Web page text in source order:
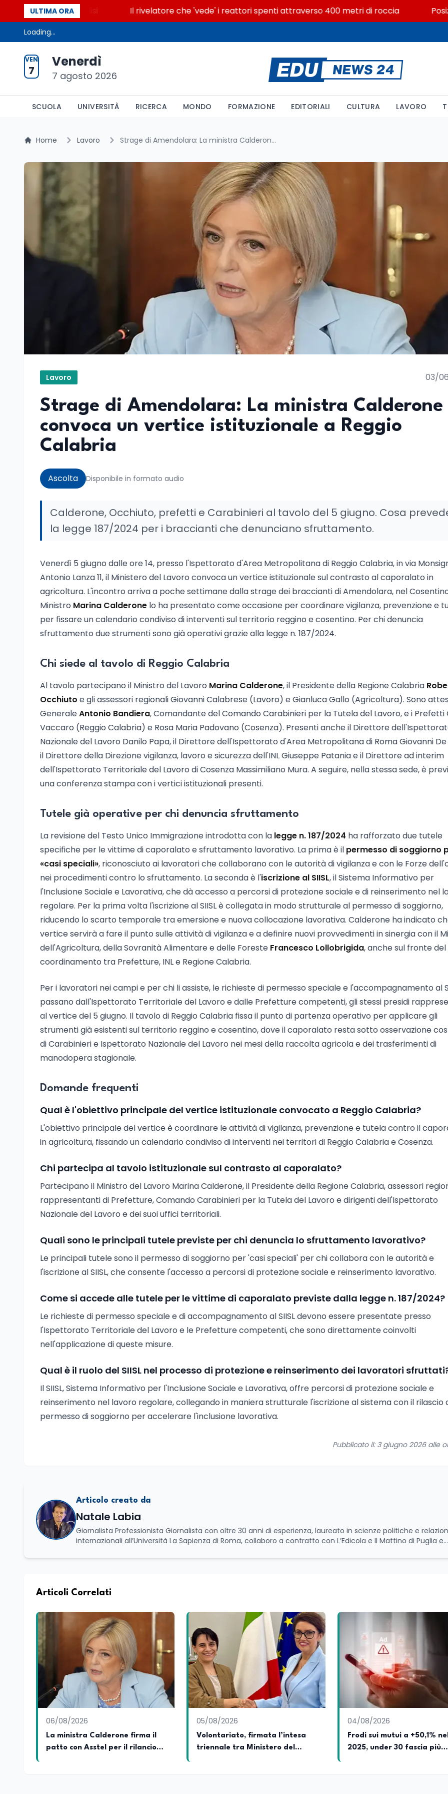
ULTIMA ORA
la glicolisi Il rivelatore che 'vede' i reattori spenti attraverso 400 metri di roccia
Loading...
VEN
7
Venerdì
7 agosto 2026
SCUOLA UNIVERSITÀ RICERCA MONDO FORMAZIONE EDITORIALI CULTURA LAVORO
Home Lavoro Strage di Amendolara: La ministra Calderone convoca un vertice istituzionale a Reggio Calabria
Lavoro 03/
Strage di Amendolara: La ministra Calderone
convoca un vertice istituzionale a Reggio
Calabria
Ascolta Disponibile in formato audio
Calderone, Occhiuto, prefetti e Carabinieri al tavolo del 5 giugno. Cosa
la legge 187/2024 per i braccianti che denunciano sfruttamento.
Venerdì 5 giugno dalle ore 14, presso l'Ispettorato d'Area Metropolitana di Reggio Calabria, in via
Antonio Lanza 11, il Ministero del Lavoro convoca un vertice istituzionale sul contrasto al caporalato in
agricoltura. L'incontro arriva a poche settimane dalla strage dei braccianti di Amendolara, nel
Ministro Marina Calderone lo ha presentato come occasione per coordinare vigilanza, prevenzione e
per fissare un calendario condiviso di interventi sul territorio reggino e cosentino. Per chi denuncia
sfruttamento due strumenti sono già operativi grazie alla legge n. 187/2024.
Chi siede al tavolo di Reggio Calabria
Al tavolo partecipano il Ministro del Lavoro Marina Calderone, il Presidente della Regione Calabria
Occhiuto e gli assessori regionali Giovanni Calabrese (Lavoro) e Gianluca Gallo (Agricoltura). Sono
GeneraleAntonio Bandiera, Comandante del Comando Carabinieri per la Tutela del Lavoro, e i Prefetti
Vaccaro (Reggio Calabria) e Rosa Maria Padovano (Cosenza). Presenti anche il Direttore
Nazionale del Lavoro Danilo Papa, il Direttore dell'Ispettorato d'Area Metropolitana di Roma Giovanni De
il Direttore della Direzione vigilanza, lavoro e sicurezza dell'INL Giuseppe Patania e il Direttore ad interim
dell'Ispettorato Territoriale del Lavoro di Cosenza Massimiliano Mura. A seguire, nella stessa sede, è
una conferenza stampa con i vertici istituzionali presenti.
Tutele già operative per chi denuncia sfruttamento
La revisione del Testo Unico Immigrazione introdotta con la legge n. 187/2024 ha rafforzato due tutele
specifiche per le vittime di caporalato e sfruttamento lavorativo. La prima è il permesso di soggiorno
«casi speciali», riconosciuto ai lavoratori che collaborano con le autorità di vigilanza e con le Forze
nei procedimenti contro lo sfruttamento. La seconda è l'iscrizione al SIISL, il Sistema Informativo per
l'Inclusione Sociale e Lavorativa, che dà accesso a percorsi di protezione sociale e di reinserimento nel
regolare. Per la prima volta l'iscrizione al SIISL è collegata in modo strutturale al permesso di soggiorno,
riducendo lo scarto temporale tra emersione e nuova collocazione lavorativa. Calderone ha indicato
vertice servirà a fare il punto sulle attività di vigilanza e a definire nuovi provvedimenti in sinergia con il
dell'Agricoltura, della Sovranità Alimentare e delle Foreste Francesco Lollobrigida, anche sul fronte del
coordinamento tra Prefetture, INL e Regione Calabria.
Per i lavoratori nei campi e per chi li assiste, le richieste di permesso speciale e l'accompagnamento al
passano dall'Ispettorato Territoriale del Lavoro e dalle Prefetture competenti, gli stessi presidi
al vertice del 5 giugno. Il tavolo di Reggio Calabria fissa il punto di partenza operativo per applicare gli
strumenti già esistenti sul territorio reggino e cosentino, dove il caporalato resta sotto osservazione
di Carabinieri e Ispettorato Nazionale del Lavoro nei mesi della raccolta agricola e dei trasferimenti di
manodopera stagionale.
Domande frequenti
Qual è l'obiettivo principale del vertice istituzionale convocato a Reggio Calabria?
L'obiettivo principale del vertice è coordinare le attività di vigilanza, prevenzione e tutela contro il
in agricoltura, fissando un calendario condiviso di interventi nei territori di Reggio Calabria e Cosenza.
Chi partecipa al tavolo istituzionale sul contrasto al caporalato?
Partecipano il Ministro del Lavoro Marina Calderone, il Presidente della Regione Calabria, assessori
rappresentanti di Prefetture, Comando Carabinieri per la Tutela del Lavoro e dirigenti dell'Ispettorato
Nazionale del Lavoro e dei suoi uffici territoriali.
Quali sono le principali tutele previste per chi denuncia lo sfruttamento lavorativo?
Le principali tutele sono il permesso di soggiorno per 'casi speciali' per chi collabora con le autorità e
l'iscrizione al SIISL, che consente l'accesso a percorsi di protezione sociale e reinserimento lavorativo.
Come si accede alle tutele per le vittime di caporalato previste dalla legge n. 187/2024?
Le richieste di permesso speciale e di accompagnamento al SIISL devono essere presentate presso
l'Ispettorato Territoriale del Lavoro e le Prefetture competenti, che sono direttamente coinvolti
nell'applicazione di queste misure.
Qual è il ruolo del SIISL nel processo di protezione e reinserimento dei lavoratori
Il SIISL, Sistema Informativo per l'Inclusione Sociale e Lavorativa, offre percorsi di protezione sociale e
reinserimento nel lavoro regolare, collegando in maniera strutturale l'iscrizione al sistema con il rilascio
permesso di soggiorno per accelerare l'inclusione lavorativa.
Pubblicato il: 3 giugno 2026 alle
Articolo creato da
Natale Labia
Giornalista Professionista Giornalista con oltre 30 anni di esperienza, laureato in scienze politiche e
internazionali all’Università La Sapienza di Roma, collaboro a contratto con L’Edicola e Il Mattino di Puglia e
dell’Istruzione. In particolare, scrivendo delle attività istituzionali con un focus sia sulle iniziative e sui
unico di Italialab srl con cui curo uffici stampa pubblici e privati e sviluppo programmi di valorizzazione
scritto i volumi Il sindaco di Tutti, edito da Il Castello editore e Dal Rosso al Nero. Ho partecipato al volume
collettivo edito dalla Fondazione Tatarella e da Giubilei Regnani editore sui trent’anni dalla fondazione di
nazionale. Per tre legislature sono stato collaboratore parlamentare occupandomi di legge di bilancio e di
politiche agroalimentari con particolare riferimento all’export del Made in Italy e al contrasto dell’Italian
collaborando con le Camera di commercio italiane all’estero. Appassionato di storia, di sociologia e di
spesso racconto all’interno delle collaborazioni giornalistiche i cambiamenti della società italiana e
attraverso gli usi, le abitudini e i protagonisti che hanno accompagnato negli anni lo sviluppo e la crescita
e culturale. Pugliese di nascita, vivo a Roma o in un ipotetico altrove.
Articoli Correlati
06/08/2026
La ministra Calderone firma il
patto con Asstel per il rilancio
05/08/2026
Volontariato, firmata l’intesa
triennale tra Ministero del
04/08/2026
Frodi sui mutui a +50,1%
2025, under 30 fascia più